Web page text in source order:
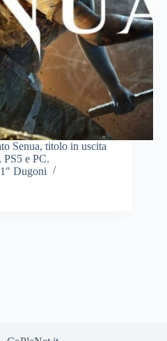
Senua, titolo in uscita
e PC.
Dugoni